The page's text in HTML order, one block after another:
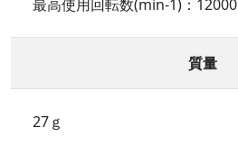
最高使用回転数(min-1)：12000
質量
27ｇ